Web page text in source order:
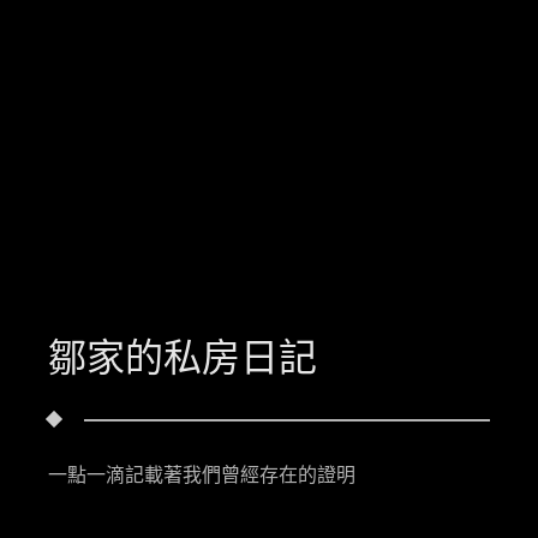
鄒家的私房日記
一點一滴記載著我們曾經存在的證明